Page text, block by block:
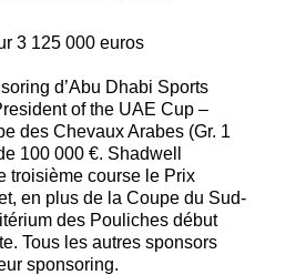
3 125 000 euros
d’Abu Dhabi Sports
of the UAE Cup –
des Chevaux Arabes (Gr. 1
100 000 €. Shadwell
troisième course le Prix
en plus de la Coupe du Sud-
des Pouliches début
Tous les autres sponsors
sponsoring.